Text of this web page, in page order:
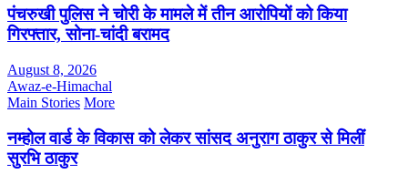
पंचरुखी पुलिस ने चोरी के मामले में तीन आरोपियों को किया
गिरफ्तार, सोना-चांदी बरामद
August 8, 2026
Awaz-e-Himachal
Main Stories More
नम्होल वार्ड के विकास को लेकर सांसद अनुराग ठाकुर से मिलीं
सुरभि ठाकुर